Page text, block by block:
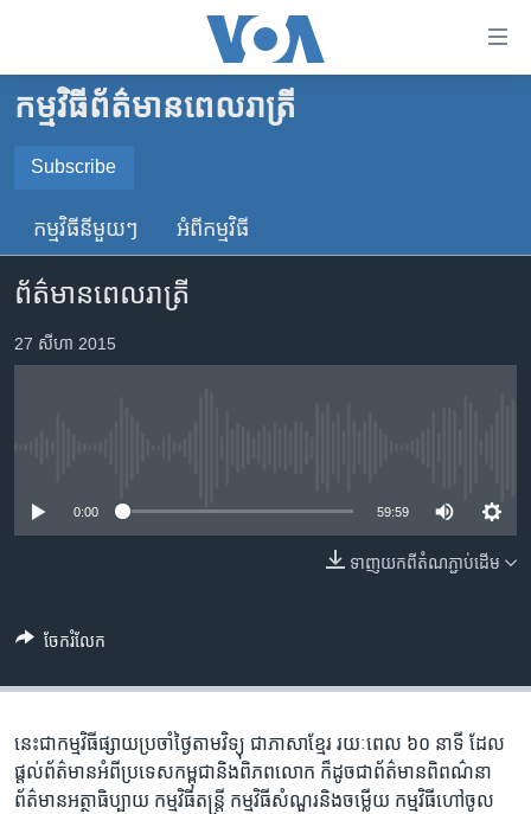
គេហទំព័រ​
ទាក់ទង
រំលង​
ទំព័រ​
ព័ត៌មាន​​
តែ​
ម្តង
រចនា
ចូល​
ស្វែង​
កម្ពុជា
អន្តរជាតិ
ចិន
ហេឡូវីអូអេ
កម្ពុជាច្នៃប្រតិដ្ឋ
កម្មវិធីទាំងអស់
បណ្តាញ​សង្គម
ភាសា
កម្មវិធី​ព័ត៌មាន​ពេលរាត្រី
Subscribe
SUBSCRIBE
YouTube Music
កម្មវិធី​នីមួយៗ អំពី​កម្មវិធី​
ព័ត៌មានពេលរាត្រី
27 សីហា 2015
0:00 59:59
ទាញ​យក​ពី​តំណភ្ជាប់​ដើម
ចែករំលែក
នេះ​ជា​កម្ម​វិធី​ផ្សាយ​ប្រចាំ​ថ្ងៃ​តាម​វិទ្យុ ​ជាភាសា​ខ្មែរ​ រយៈ​ពេល​ ៦០​ នាទី ដែល​
ផ្តល់​ព័ត៌មាន​អំពី​ប្រទេស​កម្ពុជា​និង​ពិភព​លោក ​ក៏ដូច​ជា​ព័ត៌មាន​ពិពណ៌នា
ព័ត៌មាន​អត្ថាធិប្បាយ​ កម្ម​វិធី​តន្ត្រី ​កម្មវិធី​​សំណួរ​និង​ចម្លើយ​ កម្ម​វិធី​ហៅ​ចូល​